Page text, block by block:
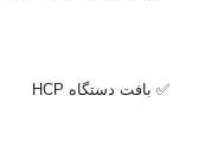
✅ بافت دستگاه HCP